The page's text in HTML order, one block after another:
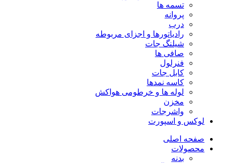
تسمه ها
پروانه
درب
رادیاتورها و اجزای مربوطه
شیلنگ جات
صافی ها
فنرلول
کابل جات
کاسه نمدها
لوله ها و خرطومی هواکش
مخزن
واشرجات
لوکس و اسپورت
صفحه اصلی
محصولات
بدنه